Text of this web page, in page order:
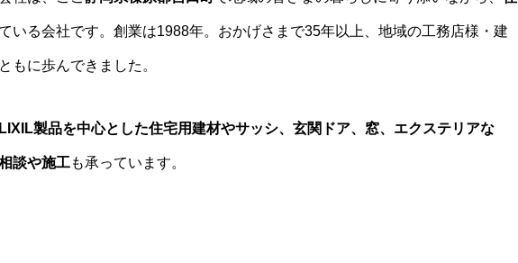
いる会社です。創業は1988年。おかげさまで35年以上、地域の工務店様・建
もに歩んできました。
LIXIL製品を中心とした住宅用建材やサッシ、玄関ドア、窓、エクステリアな
談や施工も承っています。